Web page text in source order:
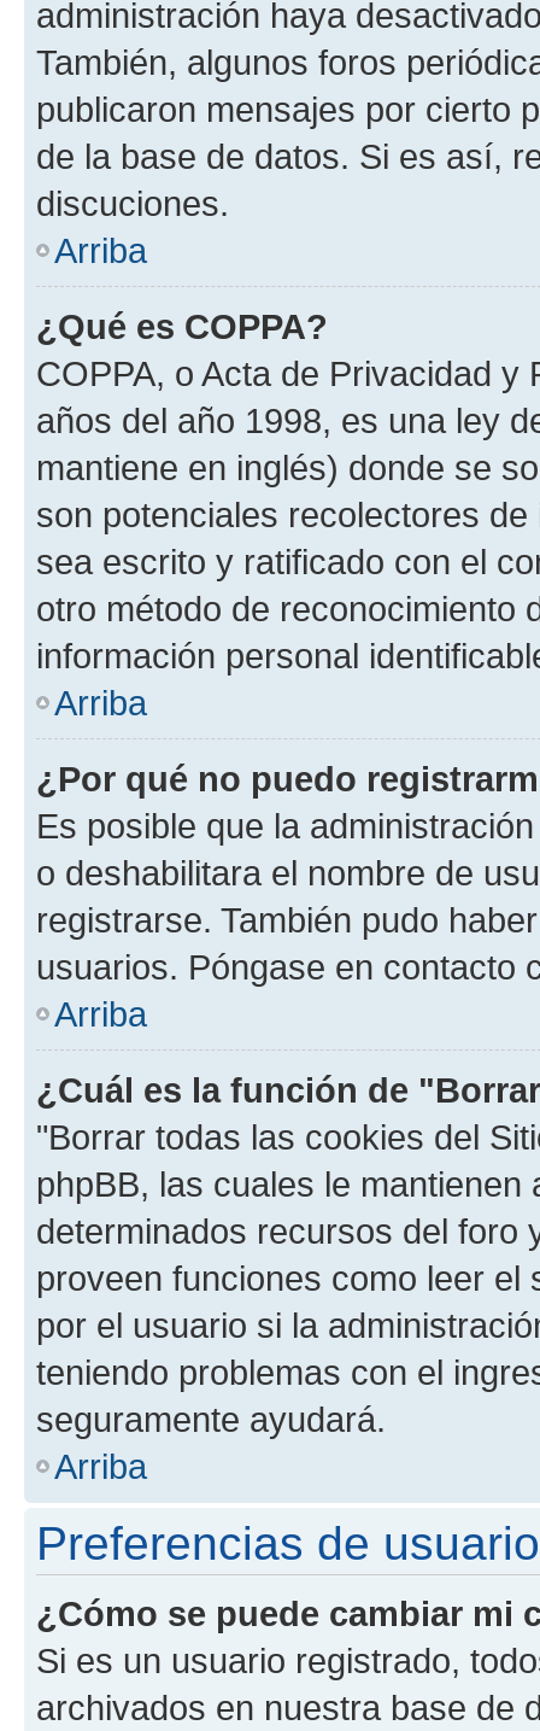
administración haya
También, algunos foros
publicaron mensajes por cierto
de la base de datos. Si es así,
discuciones.
Arriba
¿Qué es COPPA?
COPPA, o Acta de Privacidad
años del año 1998, es una ley
mantiene en inglés) donde se
son potenciales recolectores
sea escrito y ratificado con el
otro método de reconocimiento
información personal
Arriba
¿Por qué no puedo
Es posible que la
o deshabilitara el nombre de
registrarse. También pudo
usuarios. Póngase en contacto
Arriba
¿Cuál es la función de
"Borrar todas las cookies del
phpBB, las cuales le
determinados recursos del foro
proveen funciones como leer el
por el usuario si la
teniendo problemas con el
seguramente ayudará.
Arriba
Preferencias de
¿Cómo se puede cambiar mi
Si es un usuario registrado,
archivados en nuestra base de